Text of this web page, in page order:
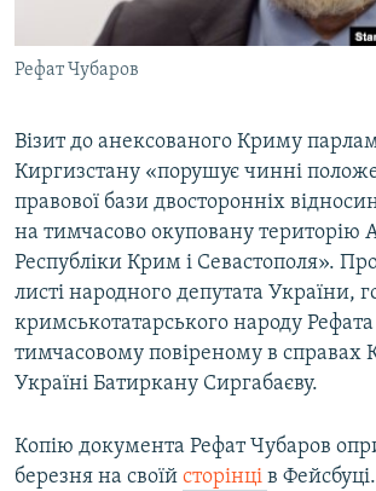
УКРАЇНСЬКА ПРОБЛЕМА КРИМУ
ІНФОГРАФІКА
Qırımtatar
ДОЛУЧАЙСЯ!
Усі сайти RFE/RL
Рефат Чубаров
Візит до анексованого Криму
Киргизстану «порушує чинні
правової бази двосторонніх
на тимчасово окуповану територію
Республіки Крим і Севастополя».
листі народного депутата України,
кримськотатарського народу
тимчасовому повіреному в справах
Україні Батиркану Сиргабаєву.
Копію документа Рефат Чубаров
березня на своїй сторінці в Фейсбуці.